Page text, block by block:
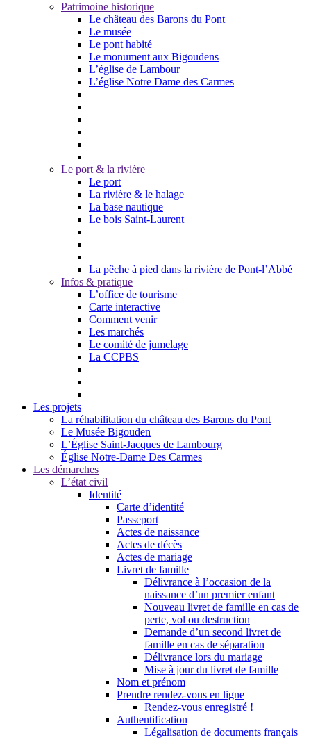
Patrimoine historique
Le château des Barons du Pont
Le musée
Le pont habité
Le monument aux Bigoudens
L’église de Lambour
L’église Notre Dame des Carmes
Le port & la rivière
Le port
La rivière & le halage
La base nautique
Le bois Saint-Laurent
La pêche à pied dans la rivière de Pont-l’Abbé
Infos & pratique
L’office de tourisme
Carte interactive
Comment venir
Les marchés
Le comité de jumelage
La CCPBS
Les projets
La réhabilitation du château des Barons du Pont
Le Musée Bigouden
L’Église Saint-Jacques de Lambourg
Église Notre-Dame Des Carmes
Les démarches
L’état civil
Identité
Carte d’identité
Passeport
Actes de naissance
Actes de décès
Actes de mariage
Livret de famille
Délivrance à l’occasion de la
naissance d’un premier enfant
Nouveau livret de famille en cas de
perte, vol ou destruction
Demande d’un second livret de
famille en cas de séparation
Délivrance lors du mariage
Mise à jour du livret de famille
Nom et prénom
Prendre rendez-vous en ligne
Rendez-vous enregistré !
Authentification
Légalisation de documents français